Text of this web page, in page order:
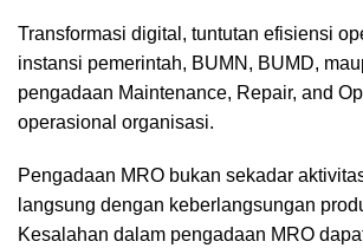
Transformasi digital, tuntutan efisiensi
instansi pemerintah, BUMN, BUMD,
pengadaan Maintenance, Repair, and
operasional organisasi.
Pengadaan MRO bukan sekadar
langsung dengan keberlangsungan
Kesalahan dalam pengadaan MRO